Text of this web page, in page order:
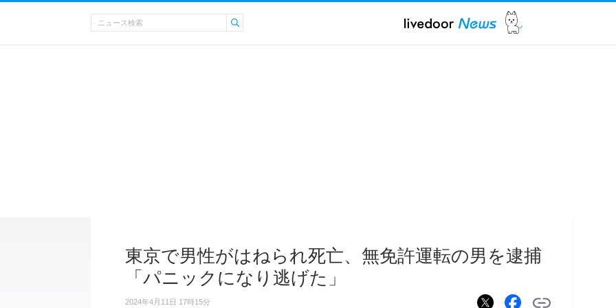
東京で男性がはねられ死亡、無免許運転の男を逮捕
「パニックになり逃げた」
2024年4月11日 17時15分